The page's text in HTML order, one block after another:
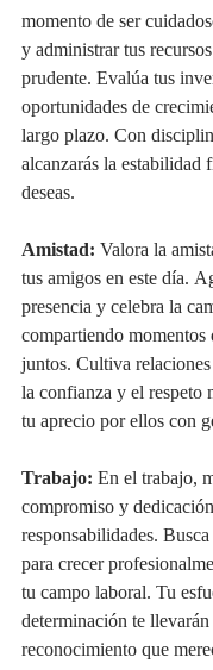
momento de ser
y administrar tus
prudente. Evalúa tus
oportunidades de
largo plazo. Con
alcanzarás la estabilidad
deseas.
Amistad: Valora la
tus amigos en este día.
presencia y celebra la
compartiendo
juntos. Cultiva
la confianza y el respeto
tu aprecio por ellos con
Trabajo: En el trabajo,
compromiso y
responsabilidades.
para crecer
tu campo laboral. Tu
determinación te
reconocimiento que